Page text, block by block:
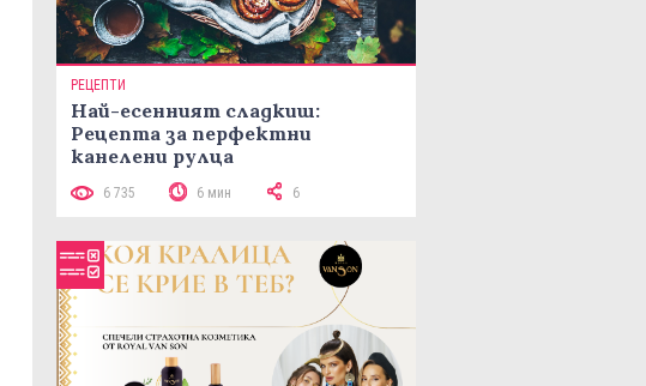
РЕЦЕПТИ
Най-есенният сладкиш:
Рецепта за перфектни
канелени рулца
6 735 6 мин 6